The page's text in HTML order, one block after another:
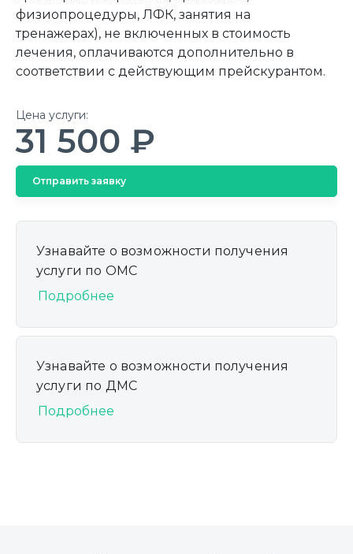
физиопроцедуры, ЛФК, занятия на
тренажерах), не включенных в стоимость
лечения, оплачиваются дополнительно в
соответствии с действующим прейскурантом.
Цена услуги:
31 500 ₽
Отправить заявку
Узнавайте о возможности получения
услуги по ОМС
Подробнее
Узнавайте о возможности получения
услуги по ДМС
Подробнее